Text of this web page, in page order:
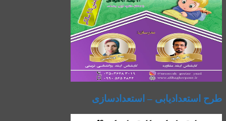
طرح استعدادیابی – استعدادسازی